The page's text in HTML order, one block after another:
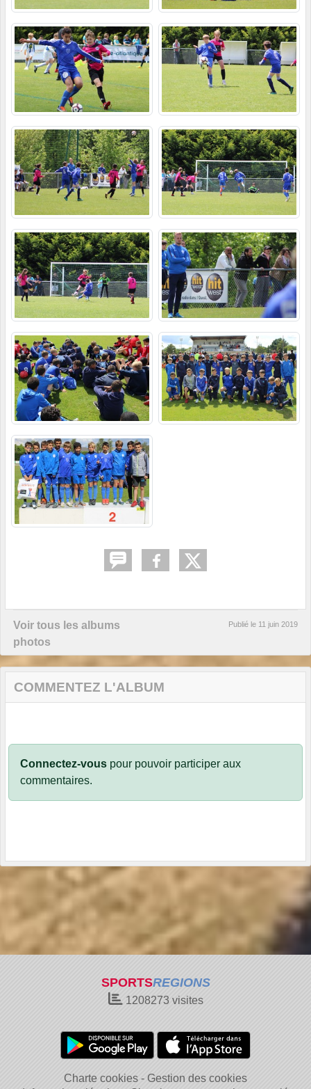
Voir tous les albums
photos
Publié le 11 juin 2019
COMMENTEZ L'ALBUM
Connectez-vous pour pouvoir participer aux
commentaires.
SPORTSREGIONS
1208273 visites
Charte cookies
Gestion des cookies